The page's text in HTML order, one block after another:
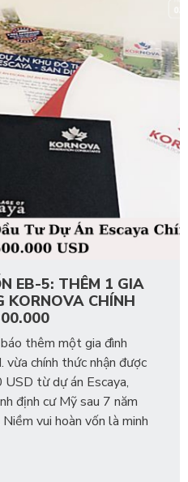
EB-5: THÊM 1 GIA
CHÍNH
thêm một gia đình
vừa chính thức nhận được
từ dự án Escaya,
định cư Mỹ sau 7 năm
vui hoàn vốn là minh